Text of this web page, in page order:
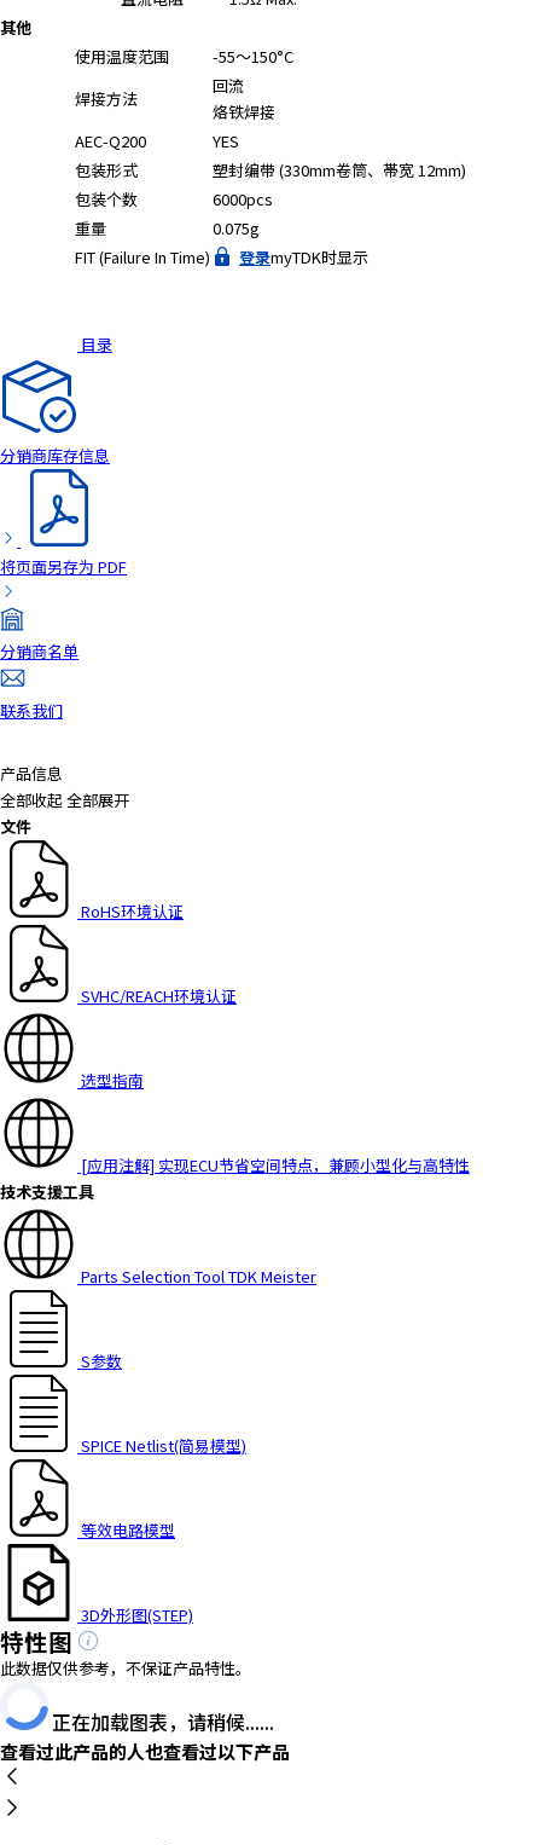
其他
使用温度范围
-55～150°C
焊接方法
回流
烙铁焊接
AEC-Q200
YES
包装形式
塑封编带 (330mm卷筒、帯宽 12mm)
包装个数
6000pcs
重量
0.075g
FIT (Failure In Time)
登录myTDK时显示
目录
分销商库存信息
将页面另存为 PDF
分销商名单
联系我们
产品信息
全部收起 全部展开
文件
RoHS环境认证
SVHC/REACH环境认证
选型指南
[应用注解] 实现ECU节省空间特点，兼顾小型化与高特性
技术支援工具
Parts Selection Tool TDK Meister
S参数
SPICE Netlist(简易模型)
等效电路模型
3D外形图(STEP)
特性图
此数据仅供参考，不保证产品特性。
正在加载图表，请稍候......
查看过此产品的人也查看过以下产品